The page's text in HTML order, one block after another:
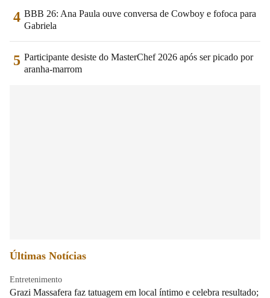
4 BBB 26: Ana Paula ouve conversa de Cowboy e fofoca para
Gabriela
5 Participante desiste do MasterChef 2026 após ser picado por
aranha-marrom
Últimas Notícias
Entretenimento
Grazi Massafera faz tatuagem em local íntimo e celebra resultado;